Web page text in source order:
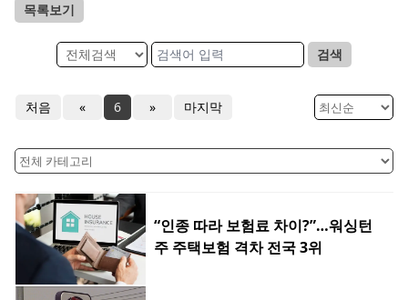
목록보기
검색
처음 « 6 » 마지막
“인종 따라 보험료 차이?”…워싱턴
주 주택보험 격차 전국 3위